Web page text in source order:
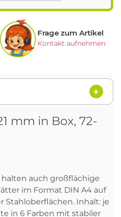
Frage zum Artikel
Kontakt aufnehmen
mm in Box, 72-
halten auch großflächige
im Format DIN A4 auf
Stahloberflächen. Inhalt: je
in 6 Farben mit stabiler